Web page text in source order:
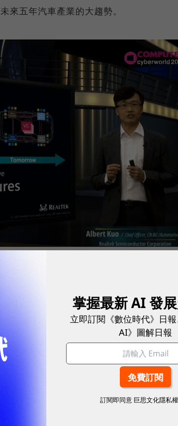
五年汽車產業的大趨勢。
汽車電子電氣架構（EEA） 革命」。
學客座教授：車業OEM廠商必須加速轉
氣零組件，依照駕駛需求運作的解決方
著收音機、導航系統等新科技的出現，車
統、舒適性調節等，都需要透過EEA來運
掌握最新 AI 發展
立即訂閱《數位時代》日
AI》圖解日報
訂閱即同意 巨思文化隱私